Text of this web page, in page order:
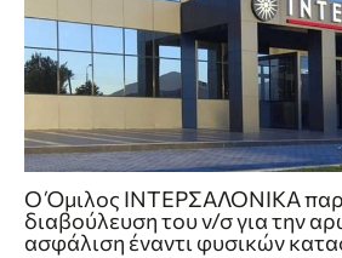
Ο Όμιλος ΙΝΤΕΡΣΑΛΟΝΙΚΑ
διαβούλευση του ν/σ για την
ασφάλιση έναντι φυσικών